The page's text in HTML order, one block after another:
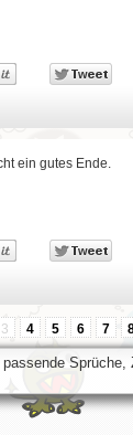
ein gutes Ende.
3 4 5 6 7